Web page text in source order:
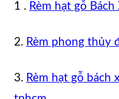
1 . Rèm hạt gỗ
2. Rèm phong thủy
3. Rèm hạt gỗ bách